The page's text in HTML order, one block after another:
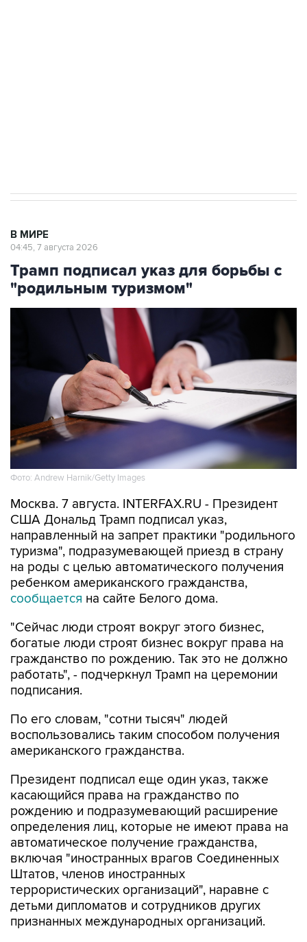
В МИРЕ
04:45, 7 августа 2026
Трамп подписал указ для борьбы с
"родильным туризмом"
Фото: Andrew Harnik/Getty Images
Москва. 7 августа. INTERFAX.RU - Президент
США Дональд Трамп подписал указ,
направленный на запрет практики "родильного
туризма", подразумевающей приезд в страну
на роды с целью автоматического получения
ребенком американского гражданства,
сообщается на сайте Белого дома.
"Сейчас люди строят вокруг этого бизнес,
богатые люди строят бизнес вокруг права на
гражданство по рождению. Так это не должно
работать", - подчеркнул Трамп на церемонии
подписания.
По его словам, "сотни тысяч" людей
воспользовались таким способом получения
американского гражданства.
Президент подписал еще один указ, также
касающийся права на гражданство по
рождению и подразумевающий расширение
определения лиц, которые не имеют права на
автоматическое получение гражданства,
включая "иностранных врагов Соединенных
Штатов, членов иностранных
террористических организаций", наравне с
детьми дипломатов и сотрудников других
признанных международных организаций.